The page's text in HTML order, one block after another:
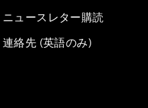
ニュースレター購読
連絡先 (英語のみ)